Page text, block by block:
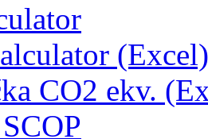
(Excel)
CO2 ekv.